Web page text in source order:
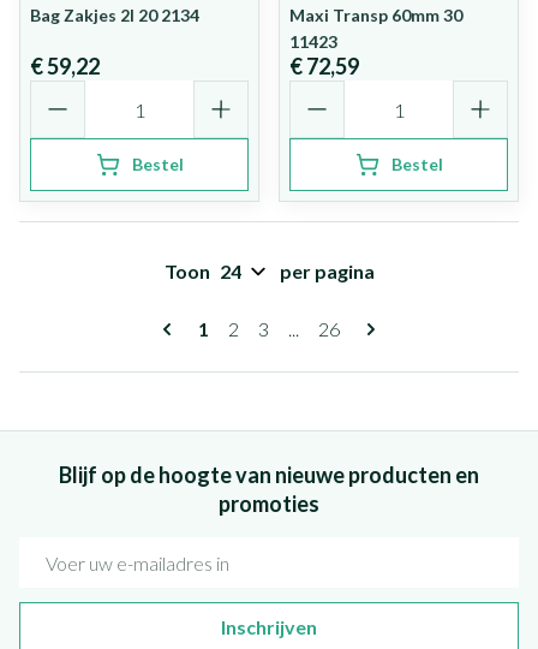
Bag Zakjes 2l 20 2134
€ 59,22
Bestel
Maxi Transp 60mm 30
11423
€ 72,59
Bestel
Pagina's
U lees momenteel pagina
1 Pagina
2 Pagina
3 ... Pagina
26
Toon per pagina
Blijf op de hoogte van nieuwe producten en
promoties
Inschrijven